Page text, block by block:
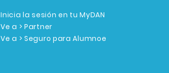
Inicia la sesión en tu MyDAN
Ve a > Partner
Ve a > Seguro para Alumnoe